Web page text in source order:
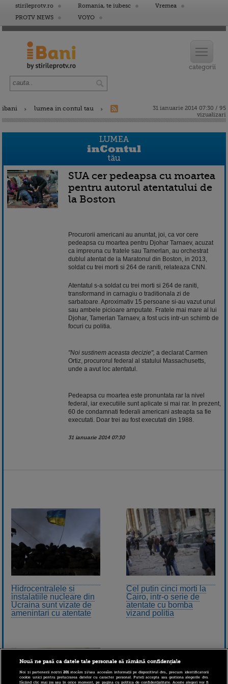
stirileprotv.ro Romania, te iubesc
Vremea
PROTV NEWS
VOYO
ibani lumea in contul tau
31 ianuarie 2014 07:30 / 95
vizualizari
SUA cer pedeapsa cu moartea
pentru autorul atentatului de
la Boston
Procurorii americani au anuntat, joi, ca vor cere
pedeapsa cu moartea pentru Djohar Tarnaev, acuzat
ca impreuna cu fratele sau Tamerlan, au orchestrat
dublul atentat de la Maratonul din Boston, in 2013,
soldat cu trei morti si 264 de raniti, relateaza CNN.
Atentatul s-a soldat cu trei morti si 264 de raniti,
transformand in carnagiu o traditionala zi de
sarbatoare. Aproximativ 15 persoane si-au vazut unul
sau ambele picioare amputate. Fratele mai mare al lui
Djohar, Tamerlan Tarnaev, a fost ucis intr-un schimb de
focuri cu politia.
"Noi sustinem aceasta decizie", a declarat Carmen
Ortiz, procurorul federal al statului Massachusetts,
unde a avut loc atentatul.
Pedeapsa cu moartea este pronuntata rar la nivel
federal, iar executiile sunt aplicate si mai rar. In prezent,
60 de condamnati federali americani asteapta sa fie
executati. Doar trei au fost executati din 1988.
31 ianuarie 2014 07:30
Hidrocentralele si
instalatiile nucleare din
Ucraina sunt vizate de
amenintari cu atentate
Cel putin cinci morti la
Cairo, intr-o serie de
atentate cu bomba
vizand politia
Nouă ne pasă ca datele tale personale să rămână confidențiale
Noi și partenerii noștri201stocăm și/sau accesăm informații pe dispozitivul dvs., precum identificatorii
cookie unici pentru prelucrarea datelor cu caracter personal. Puteți accepta sau gestiona alegerile dvs.
făcând clic mai jos sau în orice moment, pe pagina cu politica de confidențialitate. Aceste alegeri vor fi